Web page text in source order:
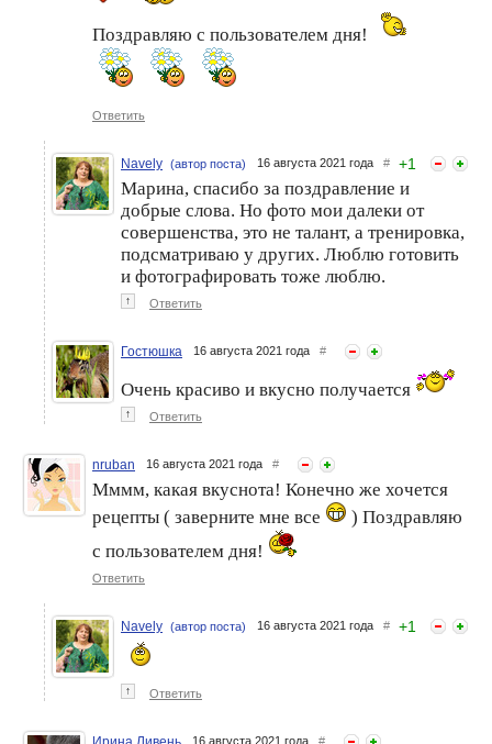
По следам дачного
марафона" Пост-
голосование номер 2
Фото флэшмоб "Конкурс:
По следам дачного
марафона" Пост-
Поздравляю с пользователем дня!
Ответить
Navely (автор поста) 16 августа 2021 года # +1
Марина, спасибо за поздравление и
добрые слова. Но фото мои далеки от
совершенства, это не талант, а тренировка,
подсматриваю у других. Люблю готовить
и фотографировать тоже люблю.
↑ Ответить
Гостюшка 16 августа 2021 года #
Очень красиво и вкусно получается
↑ Ответить
nruban 16 августа 2021 года #
Мммм, какая вкуснота! Конечно же хочется
рецепты ( заверните мне все
) Поздравляю
с пользователем дня!
Ответить
Navely (автор поста) 16 августа 2021 года # +1
↑ Ответить
16 августа 2021 года #